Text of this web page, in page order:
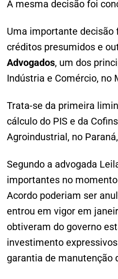
A mesma decisão foi
Uma importante decisão
créditos presumidos e
Advogados, um dos
Indústria e Comércio, no
Trata-se da primeira
cálculo do PIS e da
Agroindustrial, no
Segundo a advogada
importantes no
Acordo poderiam ser
entrou em vigor em
obtiveram do governo
investimento
garantia de manutenção